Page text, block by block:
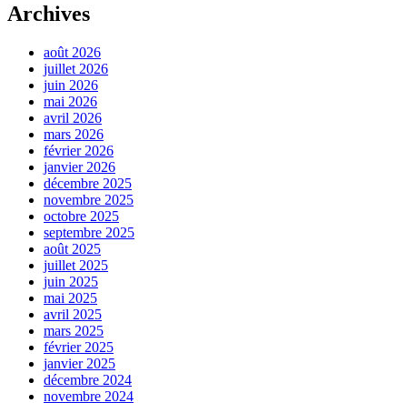
Archives
août 2026
juillet 2026
juin 2026
mai 2026
avril 2026
mars 2026
février 2026
janvier 2026
décembre 2025
novembre 2025
octobre 2025
septembre 2025
août 2025
juillet 2025
juin 2025
mai 2025
avril 2025
mars 2025
février 2025
janvier 2025
décembre 2024
novembre 2024